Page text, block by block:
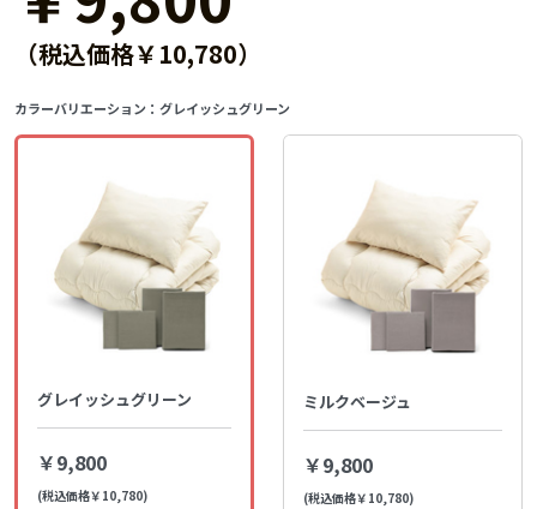
（税込価格￥10,780）
カラーバリエーション： グレイッシュグリーン
グレイッシュグリーン
￥9,800
(税込価格￥10,780)
ミルクベージュ
￥9,800
(税込価格￥10,780)